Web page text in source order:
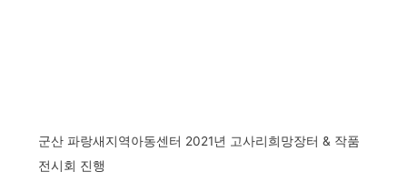
군산 파랑새지역아동센터 2021년 고사리희망장터 & 작품
전시회 진행